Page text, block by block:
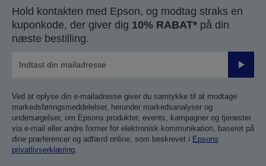
Hold kontakten med Epson, og modtag straks en
kuponkode, der giver dig 10% RABAT* på din
næste bestilling.
Send
Ved at oplyse din e-mailadresse giver du samtykke til at modtage
markedsføringsmeddelelser, herunder markedsanalyser og
undersøgelser, om Epsons produkter, events, kampagner og tjenester
via e-mail eller andre former for elektronisk kommunikation, baseret på
dine præferencer og adfærd online, som beskrevet i Epsons
privatlivserklæring.